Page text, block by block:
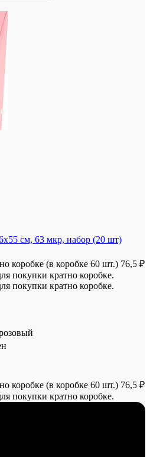
см, 63 мкр, набор (20 шт)
коробке (в коробке 60 шт.) 76,5 ₽
покупки кратно коробке.
покупки кратно коробке.
коробке (в коробке 60 шт.) 76,5 ₽
покупки кратно коробке.